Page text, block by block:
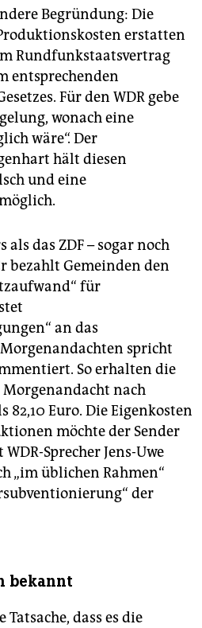
Begründung: Die
erstatten
Rundfunkstaatsvertrag
entsprechenden
Für den WDR gebe
wonach eine
wäre“. Der
hält diesen
und eine
als das ZDF – sogar noch
bezahlt Gemeinden den
für
an das
spricht
So erhalten die
nach
82,10 Euro. Die Eigenkosten
möchte der Sender
Sprecher Jens-Uwe
„im üblichen Rahmen“
der
bekannt
Tatsache, dass es die